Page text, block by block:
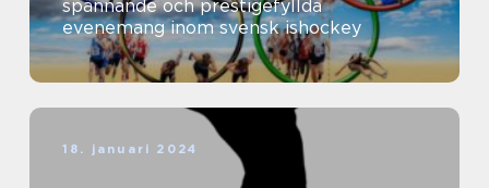
spännande och prestigefyllda
evenemang inom svensk ishockey
18. januari 2024